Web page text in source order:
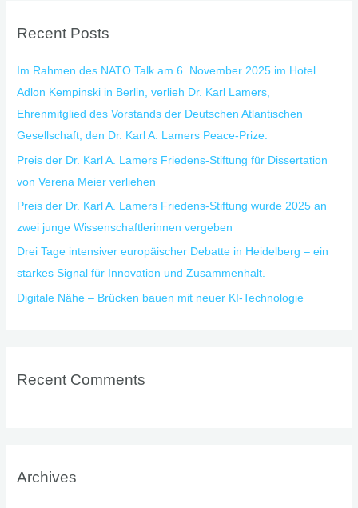
c
f
o
r
:
Recent Posts
Im Rahmen des NATO Talk am 6. November 2025 im Hotel
Adlon Kempinski in Berlin, verlieh Dr. Karl Lamers,
Ehrenmitglied des Vorstands der Deutschen Atlantischen
Gesellschaft, den Dr. Karl A. Lamers Peace-Prize.
Preis der Dr. Karl A. Lamers Friedens-Stiftung für Dissertation
von Verena Meier verliehen
Preis der Dr. Karl A. Lamers Friedens-Stiftung wurde 2025 an
zwei junge Wissenschaftlerinnen vergeben
Drei Tage intensiver europäischer Debatte in Heidelberg – ein
starkes Signal für Innovation und Zusammenhalt.
Digitale Nähe – Brücken bauen mit neuer KI-Technologie
Recent Comments
Archives